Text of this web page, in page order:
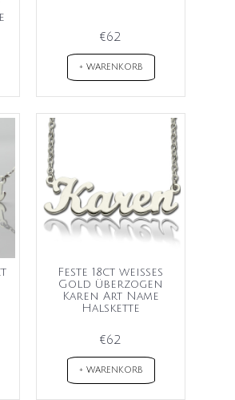
€62
+ WARENKORB
Feste 18ct weißes
Gold überzogen
Karen Art Name
Halskette
€62
+ WARENKORB